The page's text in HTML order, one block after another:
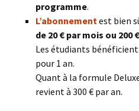
programme.
L’abonnementest bien
de 20 € par mois ou 200
Les étudiants
pour 1 an.
Quant à la formule
revient à 300 € par an.